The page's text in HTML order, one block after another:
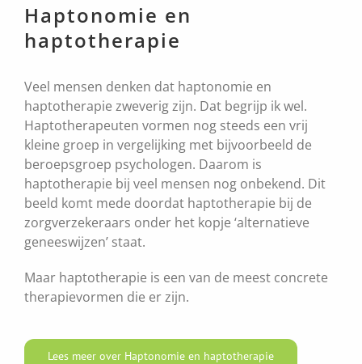
Haptonomie en
haptotherapie
Veel mensen denken dat haptonomie en
haptotherapie zweverig zijn. Dat begrijp ik wel.
Haptotherapeuten vormen nog steeds een vrij
kleine groep in vergelijking met bijvoorbeeld de
beroepsgroep psychologen. Daarom is
haptotherapie bij veel mensen nog onbekend. Dit
beeld komt mede doordat haptotherapie bij de
zorgverzekeraars onder het kopje ‘alternatieve
geneeswijzen’ staat.
Maar haptotherapie is een van de meest concrete
therapievormen die er zijn.
Lees meer over Haptonomie en haptotherapie